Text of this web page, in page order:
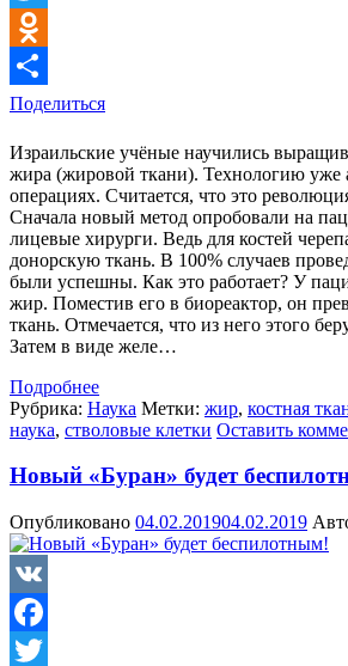
Twitter
Odnoklassniki
Поделиться
Израильские учёные научились
жира (жировой ткани). Технологию уже
операциях. Считается, что это
Сначала новый метод опробовали на
лицевые хирурги. Ведь для костей
донорскую ткань. В 100% случаев
были успешны. Как это работает? У
жир. Поместив его в биореактор, он
ткань. Отмечается, что из него этого
Затем в виде желе…
Подробнее
Рубрика: Наука Метки: жир, костная
наука, стволовые клетки Оставить
Новый «Буран» будет
Опубликовано 04.02.201904.02.2019
VK
Facebook